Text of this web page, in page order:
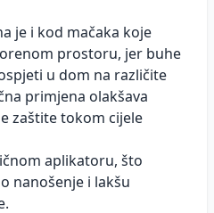
je i kod mačaka koje
prostoru, jer buhe
u dom na različite
primjena olakšava
zaštite tokom cijele
aplikatoru, što
nanošenje i lakšu